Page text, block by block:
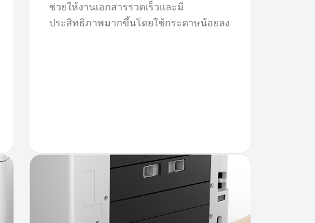
ช่วยให้งานเอกสารรวดเร็วและมี
ประสิทธิภาพมากขึ้นโดยใช้กระดาษน้อยลง